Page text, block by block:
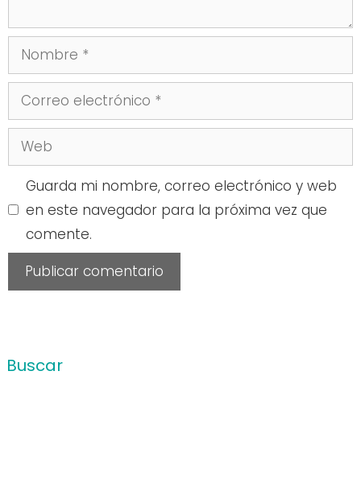
Nombre
Correo
electrónico
Web
Guarda mi nombre, correo electrónico y web
en este navegador para la próxima vez que
comente.
Buscar